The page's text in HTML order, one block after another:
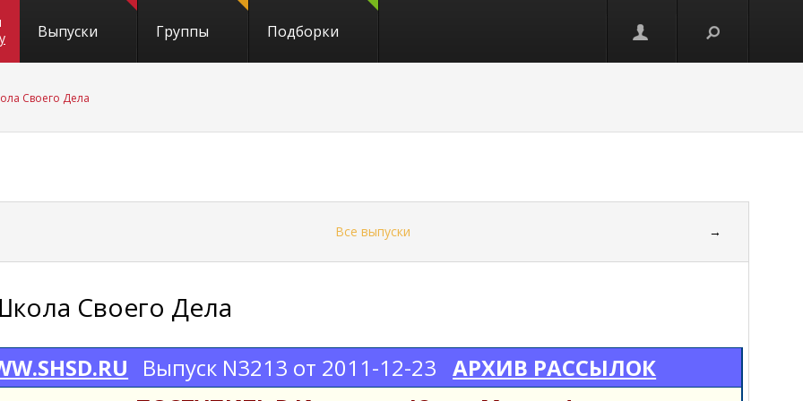
Выпуски Группы Подборки
Своего Дела
Все выпуски →
Своего Дела
Выпуск N3213 от 2011-12-23 АРХИВ РАССЫЛОК